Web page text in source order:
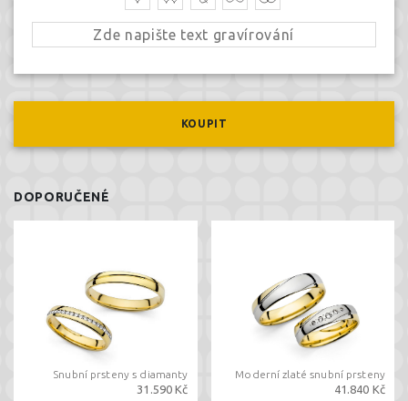
KOUPIT
DOPORUČENÉ
Snubní prsteny s diamanty
31.590 Kč
Moderní zlaté snubní prsteny
41.840 Kč